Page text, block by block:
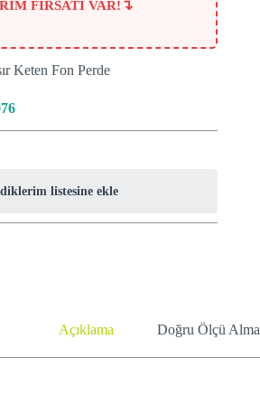
FIRSATI VAR! ↴
Keten Fon Perde
listesine ekle
Açıklama Doğru Ölçü Alma